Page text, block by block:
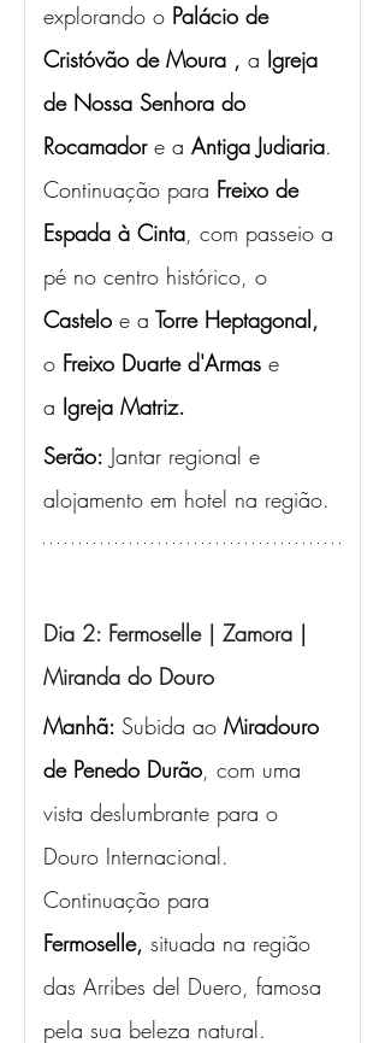
explorando o Palácio de
Cristóvão de Moura , a Igreja
de Nossa Senhora do
Rocamador e a Antiga Judiaria.
Continuação para Freixo de
Espada à Cinta, com passeio a
pé no centro histórico, o
Castelo e a Torre Heptagonal,
o Freixo Duarte d'Armas e
a Igreja Matriz.
Serão: Jantar regional e
alojamento em hotel na região.
Dia 2: Fermoselle | Zamora |
Miranda do Douro
Manhã: Subida ao Miradouro
de Penedo Durão, com uma
vista deslumbrante para o
Douro Internacional.
Continuação para
Fermoselle, situada na região
das Arribes del Duero, famosa
pela sua beleza natural.